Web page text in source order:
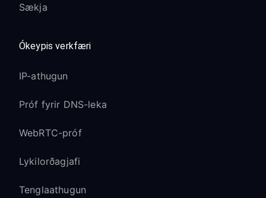
Sækja
Ókeypis verkfæri
IP-athugun
Próf fyrir DNS-leka
WebRTC-próf
Lykilorðagjafi
Tenglaathugun